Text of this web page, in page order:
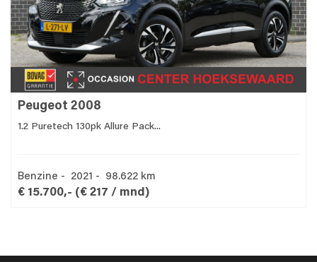
Peugeot 2008
1.2 Puretech 130pk Allure Pack...
Benzine - 2021 - 98.622 km
€ 15.700,- (€ 217 / mnd)